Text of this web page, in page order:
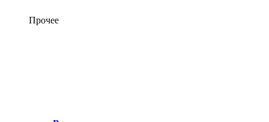
Прочее